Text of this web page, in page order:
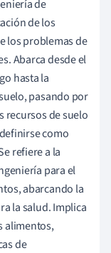
de
de los
los problemas de
Abarca desde el
hasta la
pasando por
recursos de suelo
como
refiere a la
para el
abarcando la
la salud. Implica
alimentos,
de